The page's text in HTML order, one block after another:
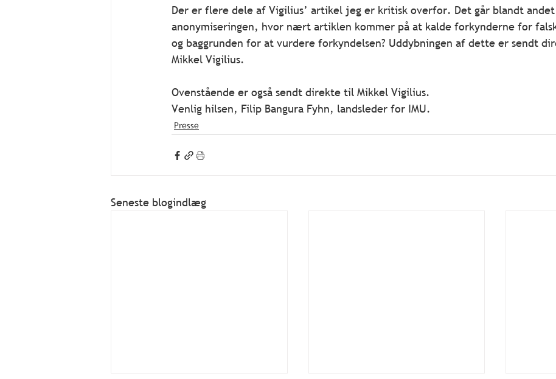
Der er flere dele af Vigilius’ artikel jeg er kritisk overfor. Det går blandt
anonymiseringen, hvor nært artiklen kommer på at kalde forkynderne for
og baggrunden for at vurdere forkyndelsen? Uddybningen af dette er sendt
Mikkel Vigilius.
Ovenstående er også sendt direkte til Mikkel Vigilius.
Venlig hilsen, Filip Bangura Fyhn, landsleder for IMU.
Presse
Seneste blogindlæg